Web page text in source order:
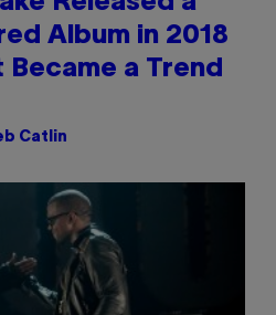
Album in 2018
a Trend
Catlin